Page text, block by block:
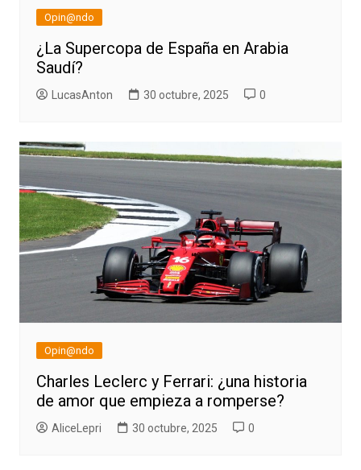
Opin@ndo
¿La Supercopa de España en Arabia
Saudí?
LucasAnton 30 octubre, 2025 0
Opin@ndo
Charles Leclerc y Ferrari: ¿una historia
de amor que empieza a romperse?
AliceLepri 30 octubre, 2025 0